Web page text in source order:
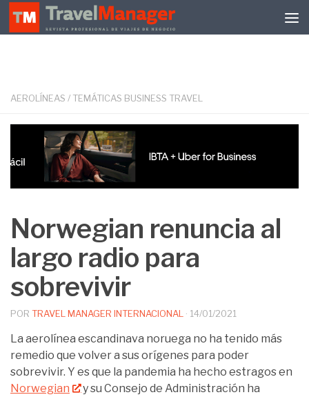
Debajo del contenido
AEROLÍNEAS / TEMÁTICAS BUSINESS TRAVEL
Norwegian renuncia al
largo radio para
sobrevivir
POR TRAVEL MANAGER INTERNACIONAL · 14/01/2021
La aerolínea escandinava noruega no ha tenido más
remedio que volver a sus orígenes para poder
sobrevivir. Y es que la pandemia ha hecho estragos en
Norwegian
y su Consejo de Administración ha